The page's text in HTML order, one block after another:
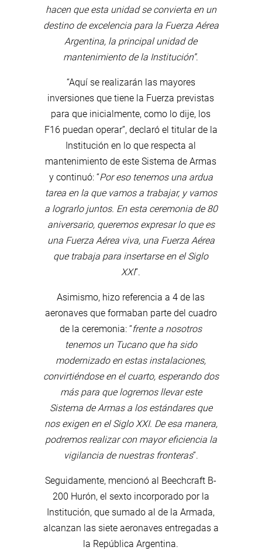
hacen que esta unidad se convierta en un
destino de excelencia para la Fuerza Aérea
Argentina, la principal unidad de
mantenimiento de la Institución”.
“Aquí se realizarán las mayores
inversiones que tiene la Fuerza previstas
para que inicialmente, como lo dije, los
F16 puedan operar”, declaró el titular de la
Institución en lo que respecta al
mantenimiento de este Sistema de Armas
y continuó: “Por eso tenemos una ardua
tarea en la que vamos a trabajar, y vamos
a lograrlo juntos. En esta ceremonia de 80
aniversario, queremos expresar lo que es
una Fuerza Aérea viva, una Fuerza Aérea
que trabaja para insertarse en el Siglo
XXI”.
Asimismo, hizo referencia a 4 de las
aeronaves que formaban parte del cuadro
de la ceremonia: “frente a nosotros
tenemos un Tucano que ha sido
modernizado en estas instalaciones,
convirtiéndose en el cuarto, esperando dos
más para que logremos llevar este
Sistema de Armas a los estándares que
nos exigen en el Siglo XXI. De esa manera,
podremos realizar con mayor eficiencia la
vigilancia de nuestras fronteras”.
Seguidamente, mencionó al Beechcraft B-
200 Hurón, el sexto incorporado por la
Institución, que sumado al de la Armada,
alcanzan las siete aeronaves entregadas a
la República Argentina.